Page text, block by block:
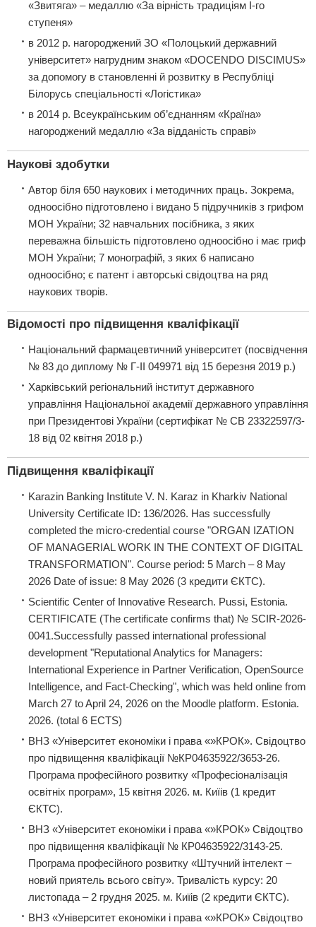
«Звитяга» – медаллю «За вірність традиціям І-го
ступеня»
в 2012 р. нагороджений ЗО «Полоцький державний
університет» нагрудним знаком «DOCENDO DISCІMUS»
за допомогу в становленні й розвитку в Республіці
Білорусь спеціальності «Логістика»
в 2014 р. Всеукраїнським об’єднанням «Країна»
нагороджений медаллю «За відданість справі»
Наукові здобутки
Автор біля 650 наукових і методичних праць. Зокрема,
одноосібно підготовлено і видано 5 підручників з грифом
МОН України; 32 навчальних посібника, з яких
переважна більшість підготовлено одноосібно і має гриф
МОН України; 7 монографій, з яких 6 написано
одноосібно; є патент і авторські свідоцтва на ряд
наукових творів.
Відомості про підвищення кваліфікації
Національний фармацевтичний університет (посвідчення
№ 83 до диплому № Г-ІІ 049971 від 15 березня 2019 р.)
Харківський регіональний інститут державного
управління Національної академії державного управління
при Президентові України (сертифікат № СВ 23322597/3-
18 від 02 квітня 2018 р.)
Підвищення кваліфікації
Karazin Banking Institute V. N. Karaz in Kharkiv National
University Certificate ID: 136/2026. Нas successfully
completed the micro-credential course "ORGAN IZATION
OF MANAGERIAL WORK IN THE CONTEXT OF DIGITAL
TRANSFORMATION". Course period: 5 March – 8 May
2026 Date of issue: 8 May 2026 (3 кредити ЄКТС).
Scientific Center of Innovative Research. Pussi, Estonia.
CERTIFICATЕ (The certificate confirms that) № SCIR-2026-
0041.Successfully passed international professional
development "Reputational Analytics for Managers:
International Experience in Partner Verification, OpenSource
Intelligence, and Fact-Checking", which was held online from
March 27 to April 24, 2026 on the Moodle platform. Estonia.
2026. (total 6 ECTS)
ВНЗ «Університет економіки і права «»КРОК». Свідоцтво
про підвищення кваліфікації №КР04635922/3653-26.
Програма професійного розвитку «Професіоналізація
освітніх програм», 15 квітня 2026. м. Киїів (1 кредит
ЄКТС).
ВНЗ «Університет економіки і права «»КРОК» Свідоцтво
про підвищення кваліфікації № КР04635922/3143-25.
Програма професійного розвитку «Штучний інтелект –
новий приятель всього світу». Тривалість курсу: 20
листопада – 2 грудня 2025. м. Киїів (2 кредити ЄКТС).
ВНЗ «Університет економіки і права «»КРОК» Свідоцтво